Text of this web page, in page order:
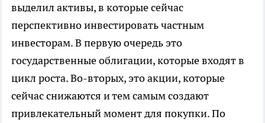
выделил активы, в которые сейчас
перспективно инвестировать частным
инвесторам. В первую очередь это
государственные облигации, которые входят в
цикл роста. Во-вторых, это акции, которые
сейчас снижаются и тем самым создают
привлекательный момент для покупки. По